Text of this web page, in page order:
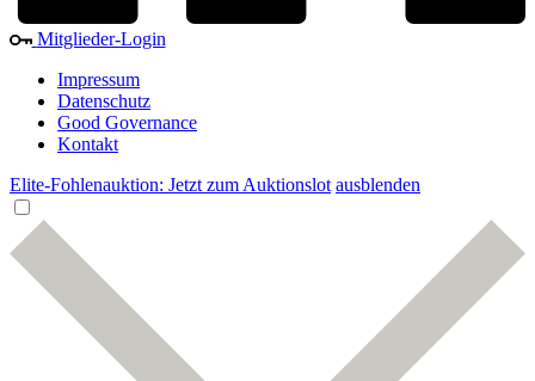
Mitglieder-Login
Impressum
Datenschutz
Good Governance
Kontakt
Elite-Fohlenauktion: Jetzt zum Auktionslot ausblenden